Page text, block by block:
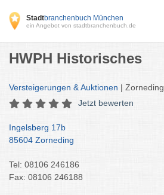
Stadtbranchenbuch München
ein Angebot von stadtbranchenbuch.de
HWPH Historisches
Versteigerungen & Auktionen | Zorneding
Jetzt bewerten
Ingelsberg 17b
85604 Zorneding
Tel: 08106 246186
Fax: 08106 246188